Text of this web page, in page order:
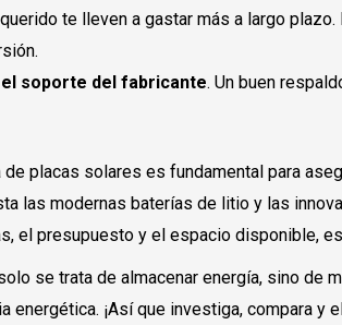
te lleven a gastar más a largo
soporte del fabricante. Un buen
placas solares es fundamental para
las modernas baterías de litio y las
el presupuesto y el espacio disponible,
se trata de almacenar energía, sino de
energética. ¡Así que investiga, compara y